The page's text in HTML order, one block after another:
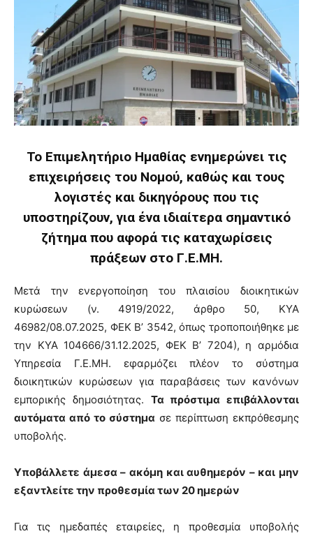
Το Επιμελητήριο Ημαθίας ενημερώνει τις
επιχειρήσεις του Νομού, καθώς και τους
λογιστές και δικηγόρους που τις
υποστηρίζουν, για ένα ιδιαίτερα σημαντικό
ζήτημα που αφορά τις καταχωρίσεις
πράξεων στο Γ.Ε.ΜΗ.
Μετά την ενεργοποίηση του πλαισίου διοικητικών
κυρώσεων (ν. 4919/2022, άρθρο 50, ΚΥΑ
46982/08.07.2025, ΦΕΚ Β’ 3542, όπως τροποποιήθηκε με
την ΚΥΑ 104666/31.12.2025, ΦΕΚ Β’ 7204), η αρμόδια
Υπηρεσία Γ.Ε.ΜΗ. εφαρμόζει πλέον το σύστημα
διοικητικών κυρώσεων για παραβάσεις των κανόνων
εμπορικής δημοσιότητας. Τα πρόστιμα επιβάλλονται
αυτόματα από το σύστημα σε περίπτωση εκπρόθεσμης
υποβολής.
Υποβάλλετε άμεσα – ακόμη και αυθημερόν – και μην
εξαντλείτε την προθεσμία των 20 ημερών
Για τις ημεδαπές εταιρείες, η προθεσμία υποβολής